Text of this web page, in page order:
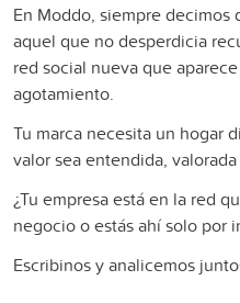
En Moddo, siempre
aquel que no desperdicia
red social nueva que
agotamiento.
Tu marca necesita un hogar
valor sea entendida,
¿Tu empresa está en la red
negocio o estás ahí solo por
Escribinos y analicemos